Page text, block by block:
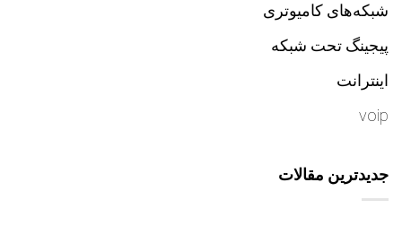
شبکه‌های کام‍یوتری
پیجینگ تحت شبکه
اینترانت
voip
جدیدترین مقالات